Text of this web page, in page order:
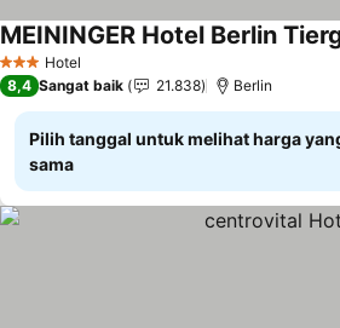
3 BintangHotel
MEININGER Hotel Berlin
8,4 Sangat baik 21.838 Berlin
Pilih tanggal untuk melihat harga
sama